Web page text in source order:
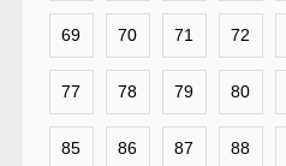
69 70 71 72
77 78 79 80
85 86 87 88